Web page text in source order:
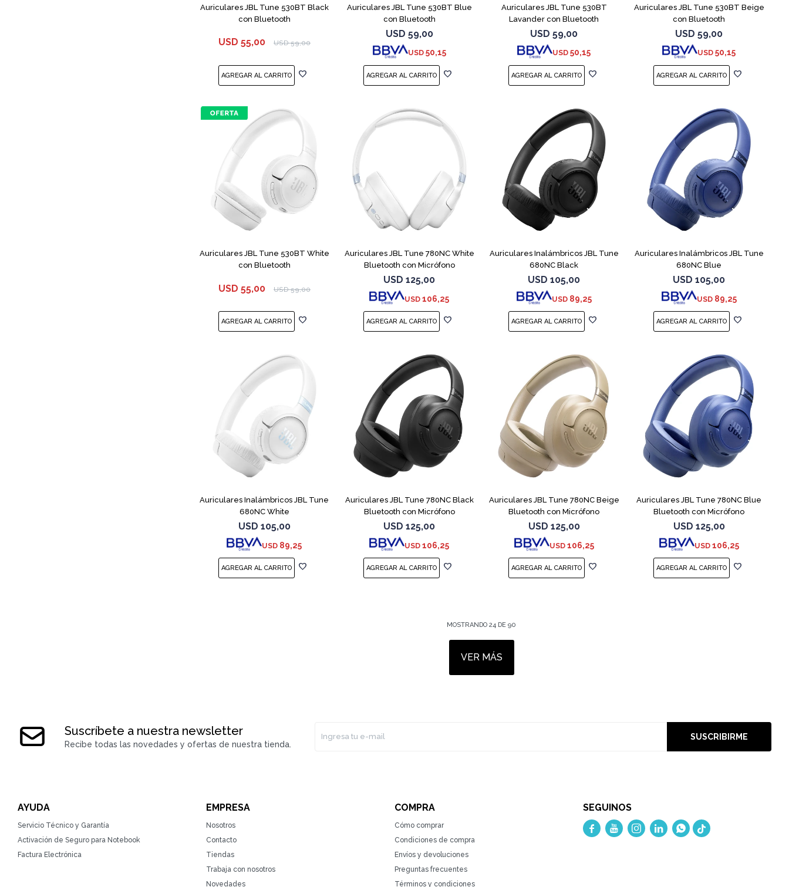
Auriculares JBL Tune 530BT Black
con Bluetooth
USD 55,00 USD 59,00
Auriculares JBL Tune 530BT Blue
con Bluetooth
USD 59,00
USD 50,15
Auriculares JBL Tune 530BT
Lavander con Bluetooth
USD 59,00
USD 50,15
Auriculares JBL Tune 530BT Beige
con Bluetooth
USD 59,00
USD 50,15
Auriculares JBL Tune 530BT White
con Bluetooth
USD 55,00 USD 59,00
Auriculares JBL Tune 780NC White
Bluetooth con Micrófono
USD 125,00
USD 106,25
Auriculares Inalámbricos JBL Tune
680NC Black
USD 105,00
USD 89,25
Auriculares Inalámbricos JBL Tune
680NC Blue
USD 105,00
USD 89,25
Auriculares Inalámbricos JBL Tune
680NC White
USD 105,00
USD 89,25
Auriculares JBL Tune 780NC Black
Bluetooth con Micrófono
USD 125,00
USD 106,25
Auriculares JBL Tune 780NC Beige
Bluetooth con Micrófono
USD 125,00
USD 106,25
Auriculares JBL Tune 780NC Blue
Bluetooth con Micrófono
USD 125,00
USD 106,25
MOSTRANDO24 DE90
VER MÁS
Suscríbete a nuestra newsletter
Recibe todas las novedades y ofertas de nuestra tienda.
SUSCRIBIRME
AYUDA
Servicio Técnico y Garantía
Activación de Seguro para Notebook
Factura Electrónica
EMPRESA
Nosotros
Contacto
Tiendas
Trabaja con nosotros
Novedades
COMPRA
Cómo comprar
Condiciones de compra
Envíos y devoluciones
Preguntas frecuentes
Términos y condiciones
SEGUINOS
    